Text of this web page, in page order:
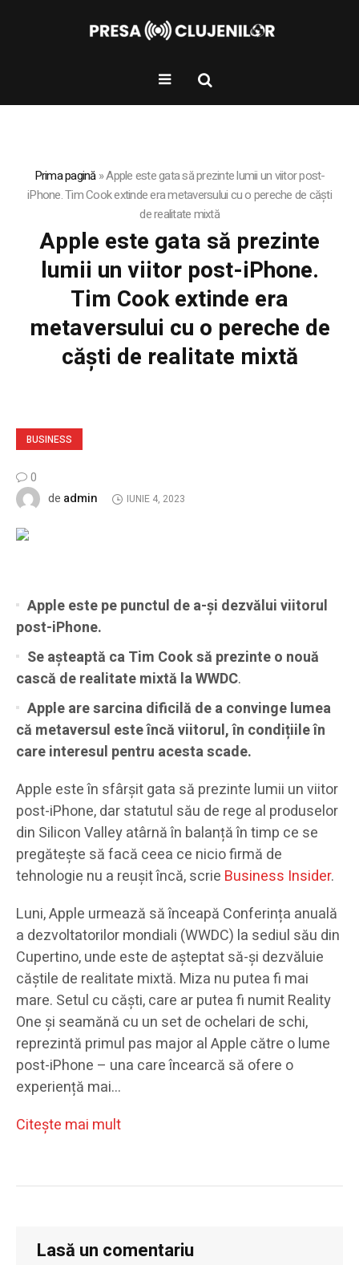
Prima pagină»Apple este gata să prezinte lumii un viitor post-
iPhone. Tim Cook extinde era metaversului cu o pereche de căști
de realitate mixtă
Apple este gata să prezinte
lumii un viitor post-iPhone.
Tim Cook extinde era
metaversului cu o pereche de
căști de realitate mixtă
BUSINESS
0
de admin IUNIE 4, 2023
Apple este pe punctul de a-și dezvălui viitorul
post-iPhone.
Se așteaptă ca Tim Cook să prezinte o nouă
cască de realitate mixtă la WWDC.
Apple are sarcina dificilă de a convinge lumea
că metaversul este încă viitorul, în condițiile în
care interesul pentru acesta scade.
Apple este în sfârșit gata să prezinte lumii un viitor
post-iPhone, dar statutul său de rege al produselor
din Silicon Valley atârnă în balanță în timp ce se
pregătește să facă ceea ce nicio firmă de
tehnologie nu a reușit încă, scrie Business Insider.
Luni, Apple urmează să înceapă Conferința anuală
a dezvoltatorilor mondiali (WWDC) la sediul său din
Cupertino, unde este de așteptat să-și dezvăluie
căștile de realitate mixtă. Miza nu putea fi mai
mare. Setul cu căști, care ar putea fi numit Reality
One și seamănă cu un set de ochelari de schi,
reprezintă primul pas major al Apple către o lume
post-iPhone – una care încearcă să ofere o
experiență mai…
Citeşte mai mult
Lasă un comentariu